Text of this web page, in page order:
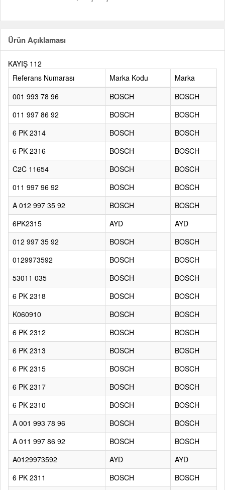
Ürün Açıklaması
KAYIŞ 112
Referans Numarası
Marka Kodu
Marka
001 993 78 96
BOSCH
BOSCH
011 997 86 92
BOSCH
BOSCH
6 PK 2314
BOSCH
BOSCH
6 PK 2316
BOSCH
BOSCH
C2C 11654
BOSCH
BOSCH
011 997 96 92
BOSCH
BOSCH
A 012 997 35 92
BOSCH
BOSCH
6PK2315
AYD
AYD
012 997 35 92
BOSCH
BOSCH
0129973592
BOSCH
BOSCH
53011 035
BOSCH
BOSCH
6 PK 2318
BOSCH
BOSCH
K060910
BOSCH
BOSCH
6 PK 2312
BOSCH
BOSCH
6 PK 2313
BOSCH
BOSCH
6 PK 2315
BOSCH
BOSCH
6 PK 2317
BOSCH
BOSCH
6 PK 2310
BOSCH
BOSCH
A 001 993 78 96
BOSCH
BOSCH
A 011 997 86 92
BOSCH
BOSCH
A0129973592
AYD
AYD
6 PK 2311
BOSCH
BOSCH